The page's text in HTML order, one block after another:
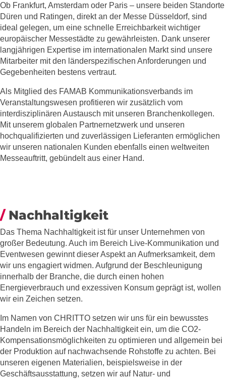
Ob Frankfurt, Amsterdam oder Paris – unsere beiden Standorte
Düren und Ratingen, direkt an der Messe Düsseldorf, sind
ideal gelegen, um eine schnelle Erreichbarkeit wichtiger
europäischer Messestädte zu gewährleisten. Dank unserer
langjährigen Expertise im internationalen Markt sind unsere
Mitarbeiter mit den länderspezifischen Anforderungen und
Gegebenheiten bestens vertraut.
Als Mitglied des FAMAB Kommunikationsverbands im
Veranstaltungswesen profitieren wir zusätzlich vom
interdisziplinären Austausch mit unseren Branchenkollegen.
Mit unserem globalen Partnernetzwerk und unseren
hochqualifizierten und zuverlässigen Lieferanten ermöglichen
wir unseren nationalen Kunden ebenfalls einen weltweiten
Messeauftritt, gebündelt aus einer Hand.
Nachhaltigkeit
Das Thema Nachhaltigkeit ist für unser Unternehmen von
großer Bedeutung. Auch im Bereich Live-Kommunikation und
Eventwesen gewinnt dieser Aspekt an Aufmerksamkeit, dem
wir uns engagiert widmen. Aufgrund der Beschleunigung
innerhalb der Branche, die durch einen hohen
Energieverbrauch und exzessiven Konsum geprägt ist, wollen
wir ein Zeichen setzen.
Im Namen von CHRITTO setzen wir uns für ein bewusstes
Handeln im Bereich der Nachhaltigkeit ein, um die CO2-
Kompensationsmöglichkeiten zu optimieren und allgemein bei
der Produktion auf nachwachsende Rohstoffe zu achten. Bei
unseren eigenen Materialien, beispielsweise in der
Geschäftsausstattung, setzen wir auf Natur- und